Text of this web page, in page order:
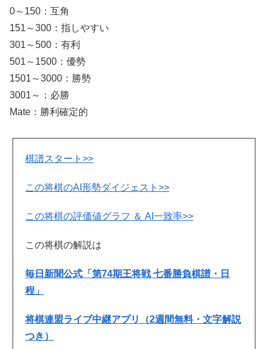
0～150：互角
151～300：指しやすい
301～500：有利
501～1500：優勢
1501～3000：勝勢
3001～：必勝
Mate：勝利確定的
棋譜スタート>>
この将棋のAI形勢ダイジェスト>>
この将棋の評価値グラフ ＆ AI一致率>>
この将棋の解説は
毎日新聞公式「第74期王将戦 七番勝負棋譜・日
程」
将棋連盟ライブ中継アプリ（2週間無料・文字解説
つき）